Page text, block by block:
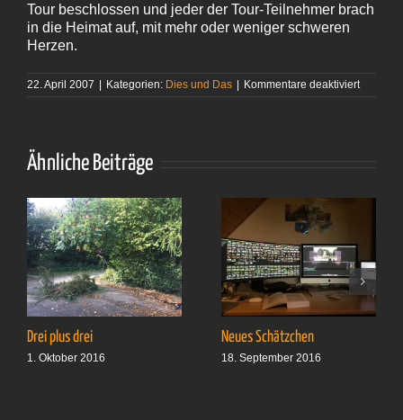
Tour beschlossen und jeder der Tour-Teilnehmer brach
in die Heimat auf, mit mehr oder weniger schweren
Herzen.
22. April 2007 | Kategorien: Dies und Das | Kommentare deaktiviertfür
Ähnliche Beiträge
Drei plus drei
1. Oktober 2016
Neues Schätzchen
18. September 2016